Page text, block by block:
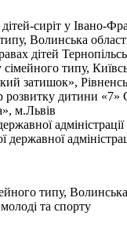
сиріт у Івано-
Волинська
дітей
типу,
затишок»,
дитини «7»
м.Львів
адміністрації
типу,
та спорту